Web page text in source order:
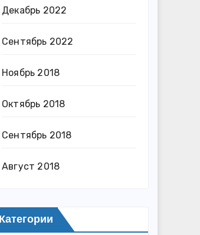
Декабрь 2022
Сентябрь 2022
Ноябрь 2018
Октябрь 2018
Сентябрь 2018
Август 2018
Категории